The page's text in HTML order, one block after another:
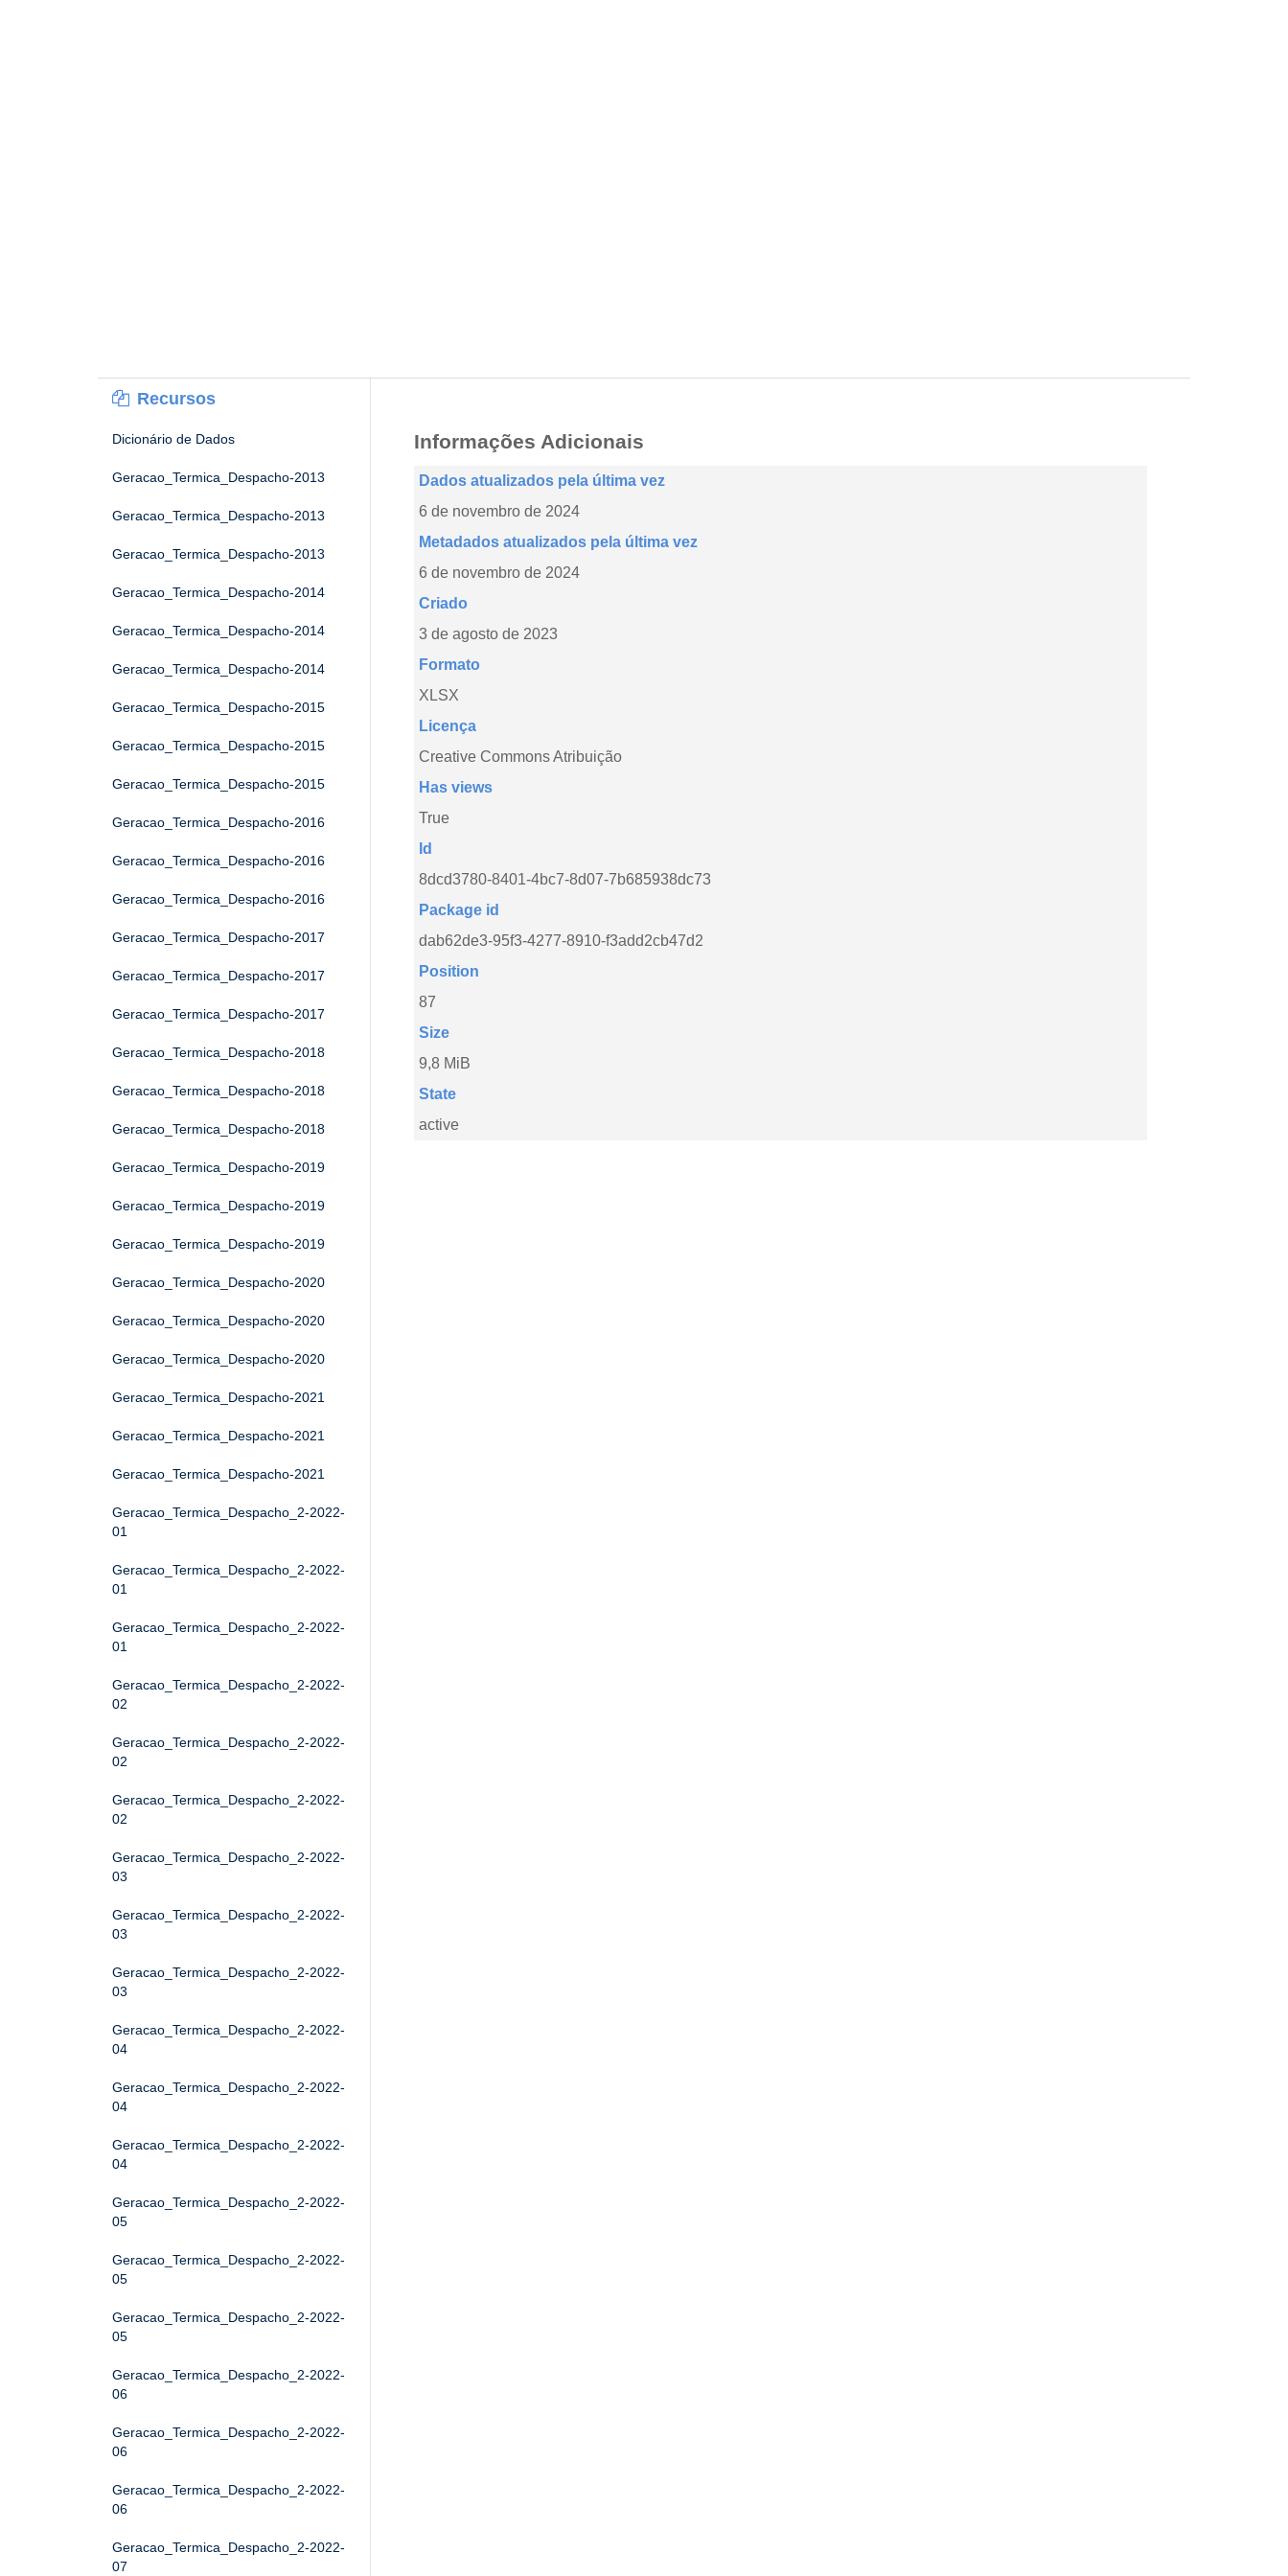
Recursos
Dicionário de Dados
Geracao_Termica_Despacho-2013
Geracao_Termica_Despacho-2013
Geracao_Termica_Despacho-2013
Geracao_Termica_Despacho-2014
Geracao_Termica_Despacho-2014
Geracao_Termica_Despacho-2014
Geracao_Termica_Despacho-2015
Geracao_Termica_Despacho-2015
Geracao_Termica_Despacho-2015
Geracao_Termica_Despacho-2016
Geracao_Termica_Despacho-2016
Geracao_Termica_Despacho-2016
Geracao_Termica_Despacho-2017
Geracao_Termica_Despacho-2017
Geracao_Termica_Despacho-2017
Geracao_Termica_Despacho-2018
Geracao_Termica_Despacho-2018
Geracao_Termica_Despacho-2018
Geracao_Termica_Despacho-2019
Geracao_Termica_Despacho-2019
Geracao_Termica_Despacho-2019
Geracao_Termica_Despacho-2020
Geracao_Termica_Despacho-2020
Geracao_Termica_Despacho-2020
Geracao_Termica_Despacho-2021
Geracao_Termica_Despacho-2021
Geracao_Termica_Despacho-2021
Geracao_Termica_Despacho_2-2022-
01
Geracao_Termica_Despacho_2-2022-
01
Geracao_Termica_Despacho_2-2022-
01
Geracao_Termica_Despacho_2-2022-
02
Geracao_Termica_Despacho_2-2022-
02
Geracao_Termica_Despacho_2-2022-
02
Geracao_Termica_Despacho_2-2022-
03
Geracao_Termica_Despacho_2-2022-
03
Geracao_Termica_Despacho_2-2022-
03
Geracao_Termica_Despacho_2-2022-
04
Geracao_Termica_Despacho_2-2022-
04
Geracao_Termica_Despacho_2-2022-
04
Geracao_Termica_Despacho_2-2022-
05
Geracao_Termica_Despacho_2-2022-
05
Geracao_Termica_Despacho_2-2022-
05
Geracao_Termica_Despacho_2-2022-
06
Geracao_Termica_Despacho_2-2022-
06
Geracao_Termica_Despacho_2-2022-
06
Geracao_Termica_Despacho_2-2022-
07
Informações Adicionais
Dados atualizados pela última vez
6 de novembro de 2024
Metadados atualizados pela última vez
6 de novembro de 2024
Criado
3 de agosto de 2023
Formato
XLSX
Licença
Creative Commons Atribuição
Has views
True
Id
8dcd3780-8401-4bc7-8d07-7b685938dc73
Package id
dab62de3-95f3-4277-8910-f3add2cb47d2
Position
87
Size
9,8 MiB
State
active